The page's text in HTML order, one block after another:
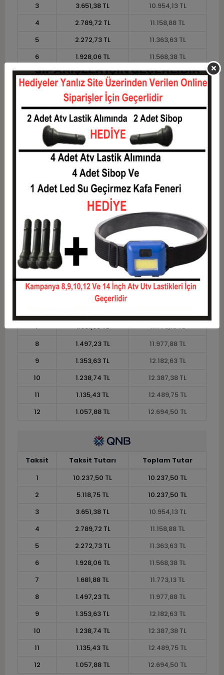
3
3.651,38 TL
10.954,13 TL
4
2.789,72 TL
11.158,88 TL
5
2.272,73 TL
11.363,63 TL
6
1.928,06 TL
11.568,38 TL
7
1.681,88 TL
11.773,13 TL
8
1.497,23 TL
9
1.353,63 TL
12.182,63 TL
10
1.238,74 TL
12.387,38 TL
1.135,43 TL
12.489,75 TL
1.057,88 TL 12.694,50 TL
Taksit Tutarı
1
10.237,50 TL
10.237,50 TL
2
5.118,75 TL
10.237,50 TL
3
3.651,38 TL
10.954,13 TL
11.158,88 TL
5
2.272,73 TL
11.363,63 TL
7
1.681,88 TL
11.773,13 TL
8
1.497,23 TL
11.977,88 TL
9
1.353,63 TL
12.182,63 TL
10
1.238,74 TL
12.387,38 TL
11
1.135,43 TL
12.489,75 TL
12
1.057,88 TL 12.694,50 TL
Taksit Taksit Tutarı
Toplam Tutar
1
10.237,50 TL
10.237,50 TL
2
5.118,75 TL
10.237,50 TL
3
3.651,38 TL
10.954,13 TL
4
2.789,72 TL
11.158,88 TL
5
2.272,73 TL
11.363,63 TL
6
1.928,06 TL
11.568,38 TL
7
1.681,88 TL
11.773,13 TL
8
1.497,23 TL
11.977,88 TL
9
1.353,63 TL
12.182,63 TL
10
1.238,74 TL
12.387,38 TL
11
1.135,43 TL
12.489,75 TL
12
1.057,88 TL 12.694,50 TL